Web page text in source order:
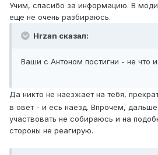
Учим, спасибо за информацию. В
еще не очень разбираюсь.
Hrzan сказал:
Ваши с Антоном постигни - не что
Да никто не наезжает на тебя,
в овет - и есь наезд. Впрочем,
участвовать не собираюсь и на
стороны не реагирую.